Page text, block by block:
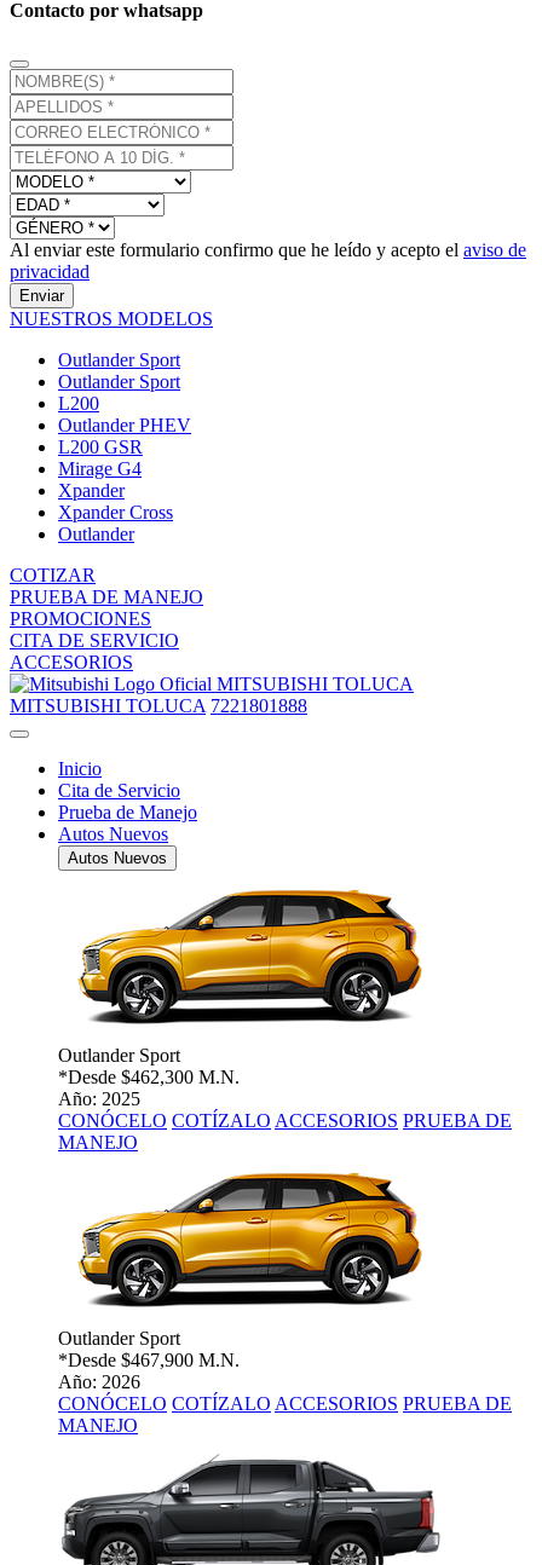
Contacto por whatsapp
Al enviar este formulario confirmo que he leído y acepto el aviso de
privacidad
Enviar
NUESTROS MODELOS
Outlander Sport
Outlander Sport
L200
Outlander PHEV
L200 GSR
Mirage G4
Xpander
Xpander Cross
Outlander
COTIZAR
PRUEBA DE MANEJO
PROMOCIONES
CITA DE SERVICIO
ACCESORIOS
MITSUBISHI TOLUCA
MITSUBISHI TOLUCA 7221801888
Inicio
Cita de Servicio
Prueba de Manejo
Autos Nuevos
Autos Nuevos
Outlander Sport
*Desde $462,300 M.N.
Año: 2025
CONÓCELO COTÍZALO ACCESORIOS PRUEBA DE
MANEJO
Outlander Sport
*Desde $467,900 M.N.
Año: 2026
CONÓCELO COTÍZALO ACCESORIOS PRUEBA DE
MANEJO